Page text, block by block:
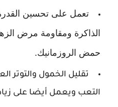
تعمل على تحسين
الذاكرة ومقاومة مرض
حمض الروزمانيك.
تقليل الخمول
التعب ويعمل أيضا على